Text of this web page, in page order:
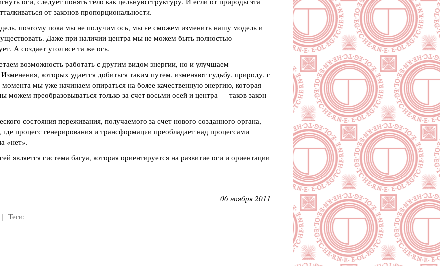
от законов пропорциональности.
поэтому пока мы не получим ось, мы не сможем изменить нашу модель и
Даже при наличии центра мы не можем быть полностью
А создает угол все та же ось.
возможность работать с другим видом энергии, но и улучшаем
которых удается добиться таким путем, изменяют судьбу, природу, с
мы уже начинаем опираться на более качественную энергию, которая
можем преобразовываться только за счет восьми осей и центра — таков закон
состояния переживания, получаемого за счет нового созданного органа,
процесс генерирования и трансформации преобладает над процессами
«нет».
является система багуа, которая ориентируется на развитие оси и ориентации
06 ноября 2011
| Теги: